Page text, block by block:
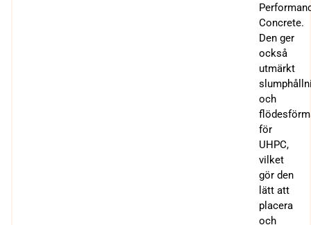
Concrete.
Den ger
också
utmärkt
och
för
UHPC,
vilket
gör den
lätt att
placera
och